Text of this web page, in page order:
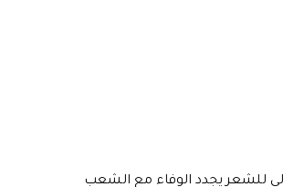
للشعر يجدد الوفاء مع الشعب